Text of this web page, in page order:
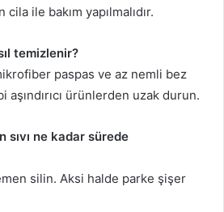
ile bakım yapılmalıdır.
temizlenir?
paspas ve az nemli bez
ürünlerden uzak durun.
sıvı ne kadar sürede
silin. Aksi halde parke şişer